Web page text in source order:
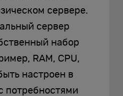
сервере.
сервер
набор
RAM, CPU,
настроен в
потребностями